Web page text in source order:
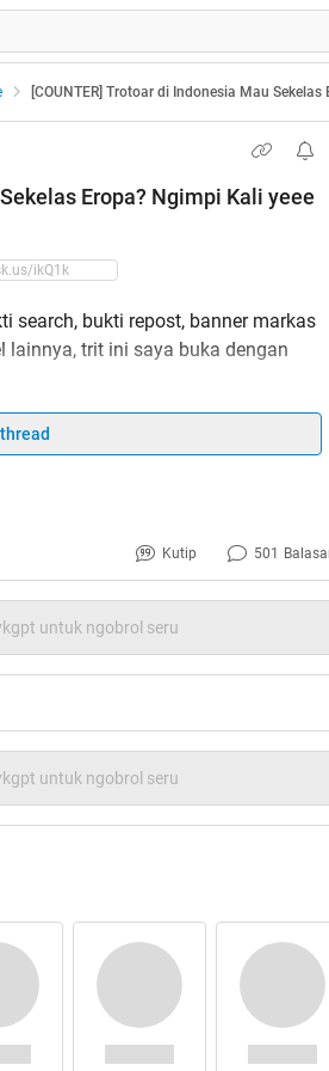
[COUNTER] Trotoar di Indonesia Mau
Eropa? Ngimpi Kali yeee
search, bukti repost, banner markas
lainnya, trit ini saya buka dengan
tanggal 18 November 2016
TS, betapa trotoar yang
Manusia Indonesia belum siap
kota-kota lain yang lebih
Kutip 501
untuk ngobrol seru
untuk ngobrol seru